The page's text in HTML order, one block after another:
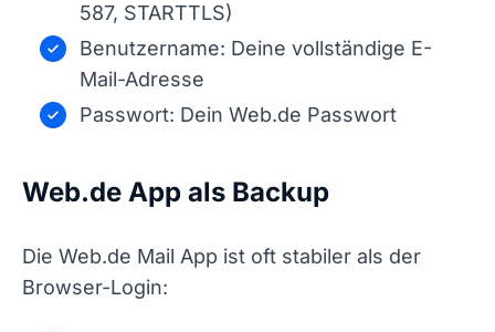
587, STARTTLS)
Benutzername: Deine vollständige E-
Mail-Adresse
Passwort: Dein Web.de Passwort
Web.de App als Backup
Die Web.de Mail App ist oft stabiler als der
Browser-Login: